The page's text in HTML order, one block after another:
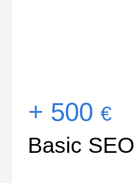
+ 500 €
Basic SEO